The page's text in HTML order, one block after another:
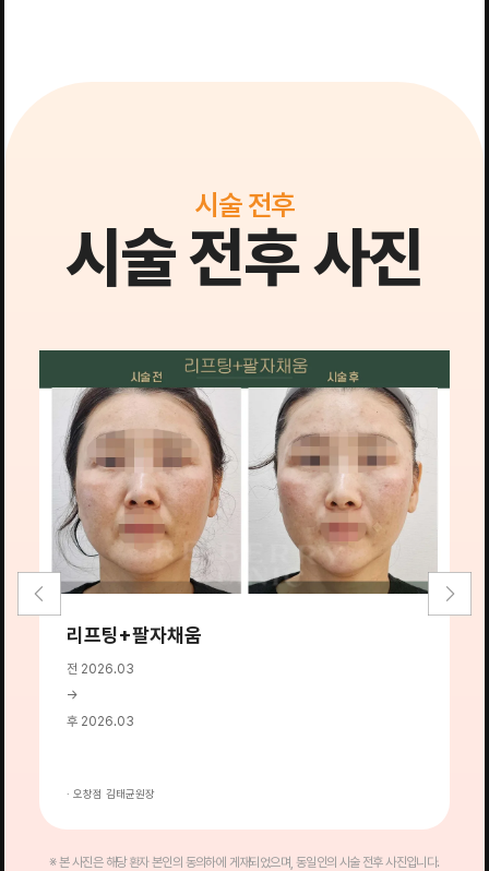
시술 전후
시술 전후 사진
리프팅+팔자채움
전 2026.03
→
후 2026.03
· 오창점 김태균원장
※ 본 사진은 해당 환자 본인의 동의하에 게재되었으며, 동일인의 시술 전후 사진입니다.